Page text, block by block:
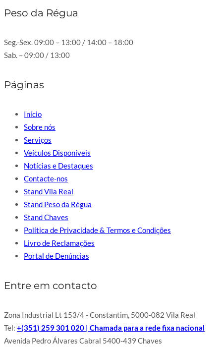
Peso da Régua
Seg.-Sex. 09:00 – 13:00 / 14:00 – 18:00
Sab. – 09:00 / 13:00
Páginas
Início
Sobre nós
Serviços
Veículos Disponíveis
Notícias e Destaques
Contacte-nos
Stand Vila Real
Stand Peso da Régua
Stand Chaves
Política de Privacidade & Termos e Condições
Livro de Reclamações
Portal de Denúncias
Entre em contacto
Zona Industrial Lt 153/4 - Constantim, 5000-082 Vila Real
Tel: +(351) 259 301 020 | Chamada para a rede fixa nacional
Avenida Pedro Álvares Cabral 5400-439 Chaves